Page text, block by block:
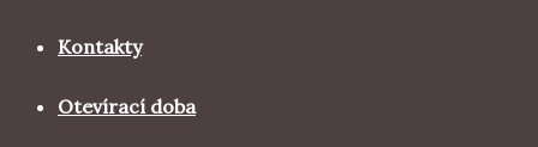
Kontakty
Otevírací doba